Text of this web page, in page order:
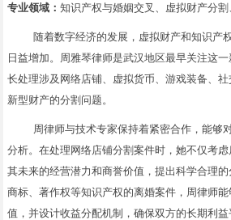
专业领域：知识产权与婚姻交叉、虚拟财产分
随着数字经济的发展，虚拟财产和知识产
日益增加。周雅琴律师是武汉地区最早关注这
长处理涉及网络店铺、虚拟货币、游戏装备、
新型财产的分割问题。
周律师与技术专家保持着紧密合作，能够
分析。在处理网络店铺分割案件时，她不仅考
其未来的经营潜力和商誉价值，提出科学合理的
商标、著作权等知识产权的离婚案件，周律师
值，并设计收益分配机制，确保双方的长期利益